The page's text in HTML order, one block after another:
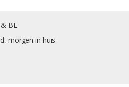
hoesje
Het booktype wallet case
voor pasjes of papiergeld. In de
er een vakje voor kleingeld.
BE
morgen in huis